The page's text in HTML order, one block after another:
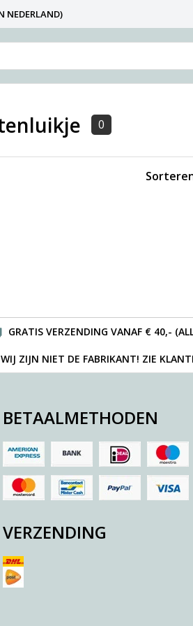
NEDERLAND)
INFO)
0
GRATIS VERZENDING VANAF € 40,-
ZIJN NIET DE FABRIKANT! ZIE
BETAALMETHODEN
VERZENDING